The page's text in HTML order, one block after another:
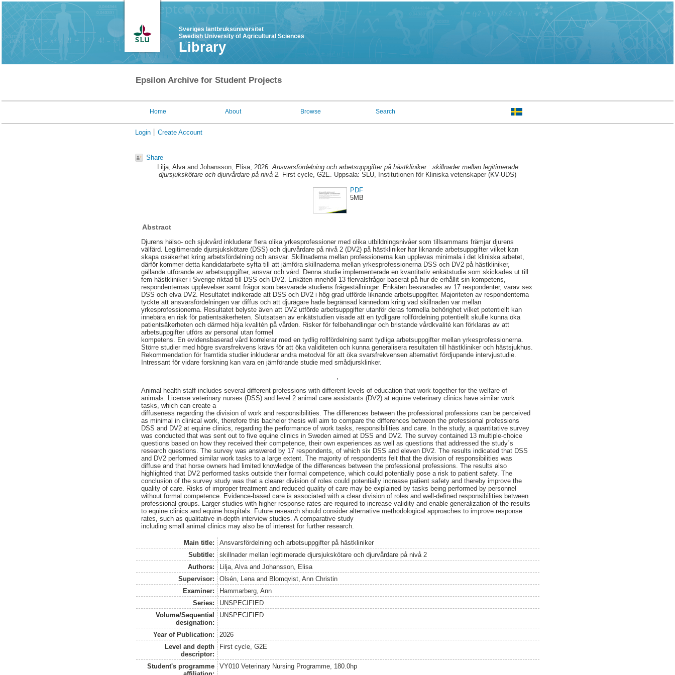
Sveriges lantbruksuniversitet
Swedish University of Agricultural Sciences
Library
Epsilon Archive for Student Projects
Home About Browse Search
Login Create Account
Share
Lilja, Alvaand Johansson, Elisa, 2026.Ansvarsfördelning och arbetsuppgifter på hästkliniker : skillnader mellan legitimerade
djursjukskötare och djurvårdare på nivå 2. First cycle, G2E. Uppsala: SLU, Institutionen för Kliniska vetenskaper (KV-UDS)
PDF
5MB
Abstract
Djurens hälso- och sjukvård inkluderar flera olika yrkesprofessioner med olika utbildningsnivåer som tillsammans främjar djurens
välfärd. Legitimerade djursjukskötare (DSS) och djurvårdare på nivå 2 (DV2) på hästkliniker har liknande arbetsuppgifter vilket kan
skapa osäkerhet kring arbetsfördelning och ansvar. Skillnaderna mellan professionerna kan upplevas minimala i det kliniska arbetet,
därför kommer detta kandidatarbete syfta till att jämföra skillnaderna mellan yrkesprofessionerna DSS och DV2 på hästkliniker,
gällande utförande av arbetsuppgifter, ansvar och vård. Denna studie implementerade en kvantitativ enkätstudie som skickades ut till
fem hästkliniker i Sverige riktad till DSS och DV2. Enkäten innehöll 13 flervalsfrågor baserat på hur de erhållit sin kompetens,
respondenternas upplevelser samt frågor som besvarade studiens frågeställningar. Enkäten besvarades av 17 respondenter, varav sex
DSS och elva DV2. Resultatet indikerade att DSS och DV2 i hög grad utförde liknande arbetsuppgifter. Majoriteten av respondenterna
tyckte att ansvarsfördelningen var diffus och att djurägare hade begränsad kännedom kring vad skillnaden var mellan
yrkesprofessionerna. Resultatet belyste även att DV2 utförde arbetsuppgifter utanför deras formella behörighet vilket potentiellt kan
innebära en risk för patientsäkerheten. Slutsatsen av enkätstudien visade att en tydligare rollfördelning potentiellt skulle kunna öka
patientsäkerheten och därmed höja kvalitén på vården. Risker för felbehandlingar och bristande vårdkvalité kan förklaras av att
arbetsuppgifter utförs av personal utan formel
kompetens. En evidensbaserad vård korrelerar med en tydlig rollfördelning samt tydliga arbetsuppgifter mellan yrkesprofessionerna.
Större studier med högre svarsfrekvens krävs för att öka validiteten och kunna generalisera resultaten till hästkliniker och hästsjukhus.
Rekommendation för framtida studier inkluderar andra metodval för att öka svarsfrekvensen alternativt fördjupande intervjustudie.
Intressant för vidare forskning kan vara en jämförande studie med smådjursklinker.
Animal health staff includes several different professions with different levels of education that work together for the welfare of
animals. License veterinary nurses (DSS) and level 2 animal care assistants (DV2) at equine veterinary clinics have similar work
tasks, which can create a
diffuseness regarding the division of work and responsibilities. The differences between the professional professions can be perceived
as minimal in clinical work, therefore this bachelor thesis will aim to compare the differences between the professional professions
DSS and DV2 at equine clinics, regarding the performance of work tasks, responsibilities and care. In the study, a quantitative survey
was conducted that was sent out to five equine clinics in Sweden aimed at DSS and DV2. The survey contained 13 multiple-choice
questions based on how they received their competence, their own experiences as well as questions that addressed the study´s
research questions. The survey was answered by 17 respondents, of which six DSS and eleven DV2. The results indicated that DSS
and DV2 performed similar work tasks to a large extent. The majority of respondents felt that the division of responsibilities was
diffuse and that horse owners had limited knowledge of the differences between the professional professions. The results also
highlighted that DV2 performed tasks outside their formal competence, which could potentially pose a risk to patient safety. The
conclusion of the survey study was that a clearer division of roles could potentially increase patient safety and thereby improve the
quality of care. Risks of improper treatment and reduced quality of care may be explained by tasks being performed by personnel
without formal competence. Evidence-based care is associated with a clear division of roles and well-defined responsibilities between
professional groups. Larger studies with higher response rates are required to increase validity and enable generalization of the results
to equine clinics and equine hospitals. Future research should consider alternative methodological approaches to improve response
rates, such as qualitative in-depth interview studies. A comparative study
including small animal clinics may also be of interest for further research.
Main title:
Ansvarsfördelning och arbetsuppgifter på hästkliniker
Subtitle:
skillnader mellan legitimerade djursjukskötare och djurvårdare på nivå 2
Authors:
Lilja, Alvaand Johansson, Elisa
Supervisor:
Olsén, Lenaand Blomqvist, Ann Christin
Examiner:
Hammarberg, Ann
Series:
UNSPECIFIED
Volume/Sequential
designation:
UNSPECIFIED
Year of Publication:
2026
Level and depth
descriptor:
First cycle, G2E
Student's programme
VY010 Veterinary Nursing Programme, 180.0hp